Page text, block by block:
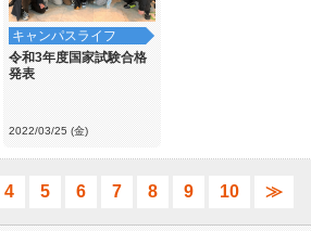
キャンパスライフ
令和3年度国家試験合格
発表
2022/03/25 (金)
4 5 6 7 8 9 10 ≫